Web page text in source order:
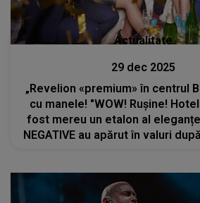
Actualitate
29 dec 2025
„Revelion «premium» în centrul
cu manele! "WOW! Rușine!
fost mereu un etalon al
NEGATIVE au apărut în valuri